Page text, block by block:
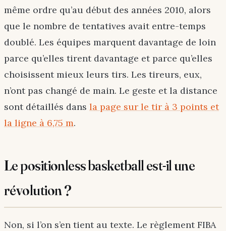
même ordre qu’au début des années 2010, alors
que le nombre de tentatives avait entre-temps
doublé. Les équipes marquent davantage de loin
parce qu’elles tirent davantage et parce qu’elles
choisissent mieux leurs tirs. Les tireurs, eux,
n’ont pas changé de main. Le geste et la distance
sont détaillés dans la page sur le tir à 3 points et
la ligne à 6,75 m.
Le positionless basketball est-il une
révolution ?
Non, si l’on s’en tient au texte. Le règlement FIBA